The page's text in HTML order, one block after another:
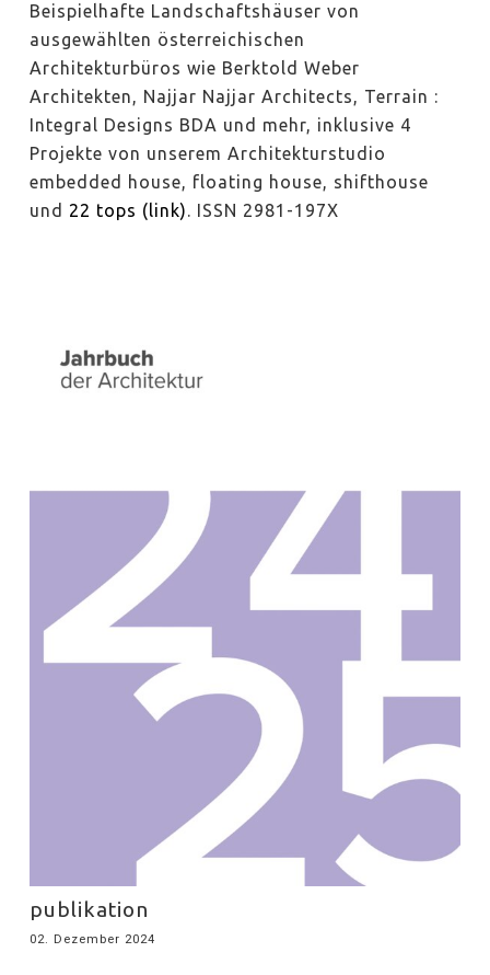
Beispielhafte Landschaftshäuser von
ausgewählten österreichischen
Architekturbüros wie Berktold Weber
Architekten, Najjar Najjar Architects, Terrain :
Integral Designs BDA und mehr, inklusive 4
Projekte von unserem Architekturstudio
embedded house, floating house, shifthouse
und 22 tops (link). ISSN 2981-197X
publikation
02. Dezember 2024